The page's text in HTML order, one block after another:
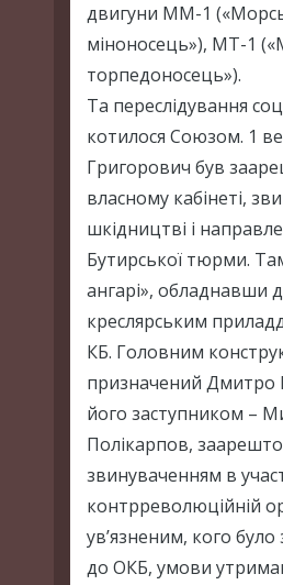
двигуни ММ-1
міноносець»), МТ-1
торпедоносець»).
Та переслідування
котилося Союзом. 1
Григорович був
власному кабінеті,
шкідництві і
Бутирської тюрми.
ангарі», обладнавши
креслярським
КБ. Головним
призначений Дмитро
його заступником –
Полікарпов,
звинуваченням в
контрреволюційній
ув’язненим, кого
до ОКБ, умови